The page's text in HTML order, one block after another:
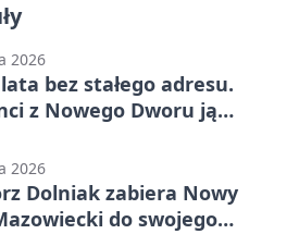
2026
bez stałego adresu.
z Nowego Dworu ją
2026
Dolniak zabiera Nowy
do swojego